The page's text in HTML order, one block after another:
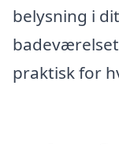
belysning i
praktisk for